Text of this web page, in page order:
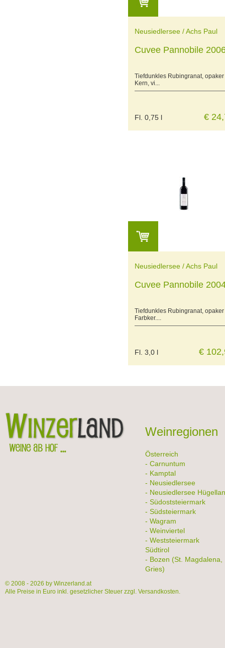
Neusiedlersee / Achs Paul
Cuvee Pannobile
Tiefdunkles Rubingranat, opaker
Kern, vi...
Fl. 0,75 l €
Neusiedlersee / Achs Paul
Cuvee Pannobile
Tiefdunkles Rubingranat, opaker
Farbker....
Fl. 3,0 l €
Weinregionen
Österreich
- Carnuntum
- Kamptal
- Neusiedlersee
- Neusiedlersee
- Südoststeiermark
- Südsteiermark
- Wagram
- Weinviertel
- Weststeiermark
Südtirol
- Bozen (St. Magdalena,
Gries)
© 2008 - 2026 by Winzerland.at
Alle Preise in Euro inkl. gesetzlicher Steuer zzgl. Versandkosten.